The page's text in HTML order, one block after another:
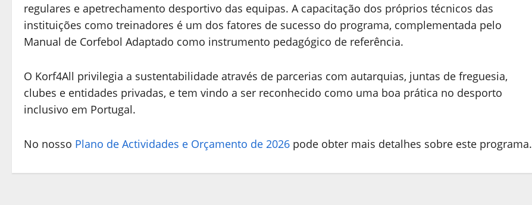
regulares e apetrechamento desportivo das equipas. A capacitação dos próprios técnicos das
instituições como treinadores é um dos fatores de sucesso do programa, complementada pelo
Manual de Corfebol Adaptado como instrumento pedagógico de referência.
O Korf4All privilegia a sustentabilidade através de parcerias com autarquias, juntas de freguesia,
clubes e entidades privadas, e tem vindo a ser reconhecido como uma boa prática no desporto
inclusivo em Portugal.
No nosso Plano de Actividades e Orçamento de 2026 pode obter mais detalhes sobre este programa.